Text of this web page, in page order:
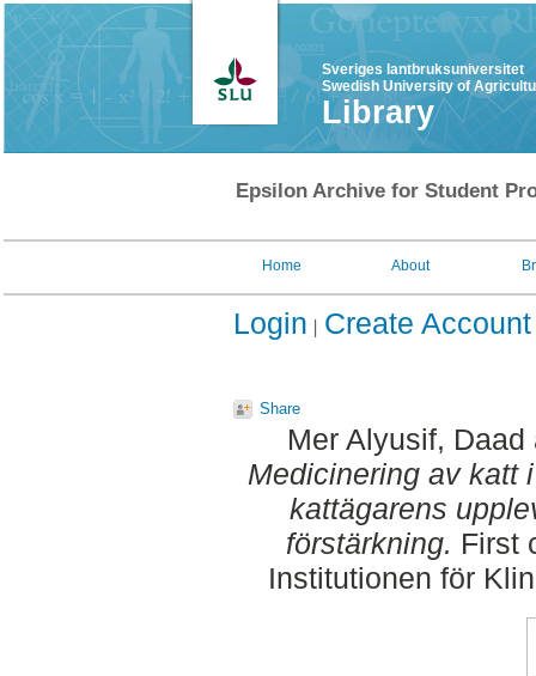
Sveriges lantbruksuniversitet
Swedish University of
Library
Epsilon Archive for Student
Home About
Login Create Account
Share
Mer Alyusif, Daad
Medicinering av katt
kattägarens
förstärkning. First
Institutionen för